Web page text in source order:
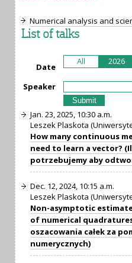
Numerical analysis and
List of talks
Date
All 2026
Speaker
Jan. 23, 2025, 10:30 a.m.
Leszek Plaskota
How many continuous
need to learn a vector?
potrzebujemy aby
Dec. 12, 2024, 10:15 a.m.
Leszek Plaskota
Non-asymptotic
of numerical
oszacowania całek za
numerycznych)